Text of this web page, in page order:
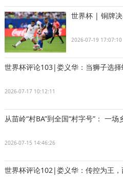
世界杯 | 铜牌
2026-07-19 17:07:10
世界杯评论103|娄义华：当狮子选
2026-07-17 10:12:11
从苗岭“村BA”到全国“村字号”： 一
2026-07-15 14:46:26
世界杯评论102|娄义华：传控为王